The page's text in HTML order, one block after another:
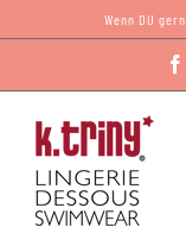
Inhalt
Wenn DU